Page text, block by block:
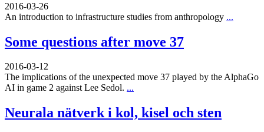
2016-03-26
An introduction to infrastructure studies from anthropology ...
Some questions after move 37
2016-03-12
The implications of the unexpected move 37 played by the AlphaGo
AI in game 2 against Lee Sedol. ...
Neurala nätverk i kol, kisel och sten